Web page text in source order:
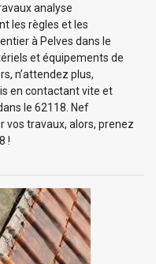
analyse
les règles et les
à Pelves dans le
et équipements de
n’attendez plus,
en contactant vite et
le 62118. Nef
vos travaux, alors, prenez
!